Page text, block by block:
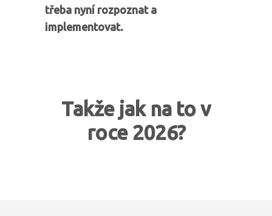
třeba nyní rozpoznat a
implementovat.
Takže jak na to v
roce 2026?